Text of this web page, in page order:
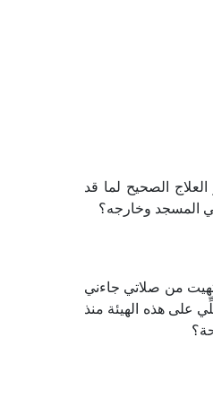
الصحيح لما قد
المسجد وخارجه؟
من صلاتي جاءني
على هذه الهيئة منذ